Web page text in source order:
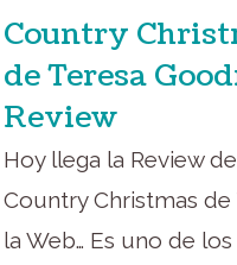
Country
de Teresa
Review
Hoy llega la Review
Country Christmas de
la Web… Es uno de